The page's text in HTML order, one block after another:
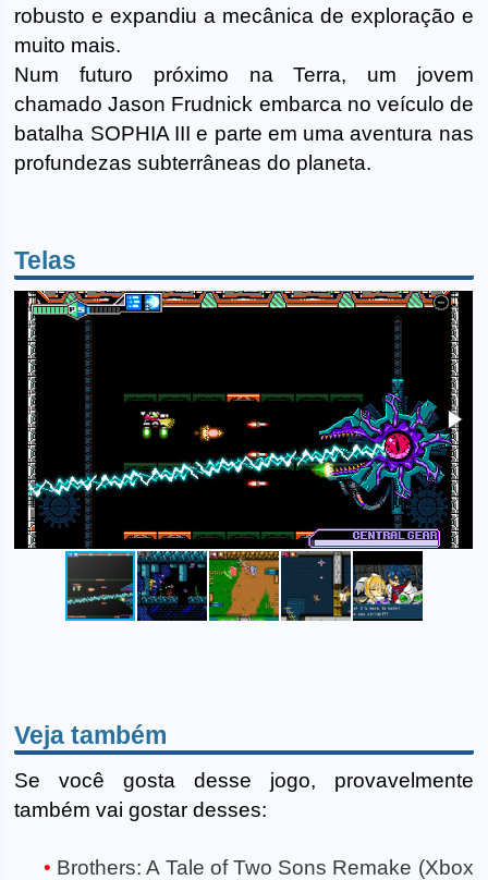
robusto e expandiu a mecânica de exploração e
muito mais.
Num futuro próximo na Terra, um jovem
chamado Jason Frudnick embarca no veículo de
batalha SOPHIA III e parte em uma aventura nas
profundezas subterrâneas do planeta.
Telas
Veja também
Se você gosta desse jogo, provavelmente
também vai gostar desses:
Brothers: A Tale of Two Sons Remake (Xbox